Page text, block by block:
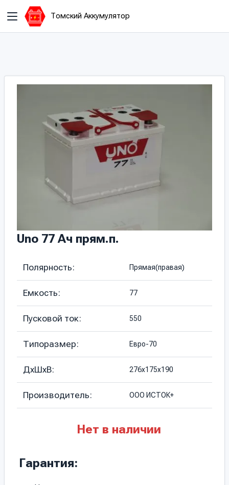
Томский Аккумулятор
Uno 77 Ач прям.п.
Полярность: Прямая(правая)
Емкость: 77
Пусковой ток: 550
Типоразмер: Евро-70
ДхШхВ: 276х175х190
Производитель: ООО ИСТОК+
Нет в наличии
Гарантия: